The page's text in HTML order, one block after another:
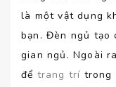
là một vật dụng
bạn. Đèn ngủ tạo
gian ngủ. Ngoài
để trang trí trong